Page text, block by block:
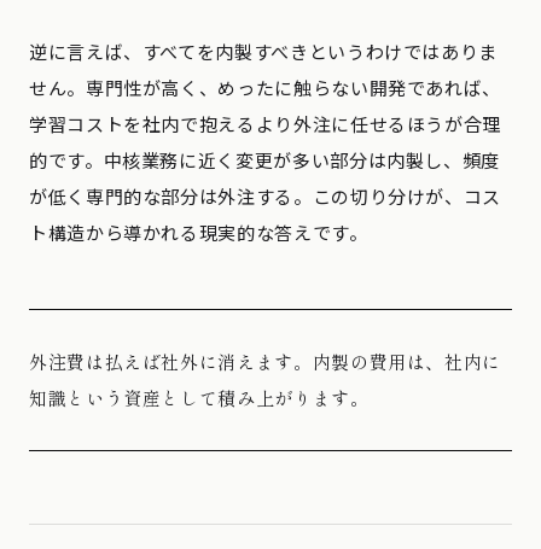
逆に言えば、すべてを内製すべきというわけではありま
せん。専門性が高く、めったに触らない開発であれば、
学習コストを社内で抱えるより外注に任せるほうが合理
的です。中核業務に近く変更が多い部分は内製し、頻度
が低く専門的な部分は外注する。この切り分けが、コス
ト構造から導かれる現実的な答えです。
外注費は払えば社外に消えます。内製の費用は、社内に
知識という資産として積み上がります。